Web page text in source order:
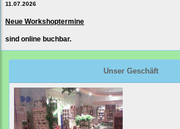
11.07.2026
Neue Workshoptermine
sind online buchbar.
Unser Geschäft